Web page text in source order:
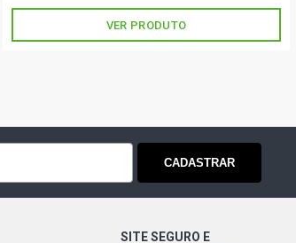
VER PRODUTO
CADASTRAR
SITE SEGURO E